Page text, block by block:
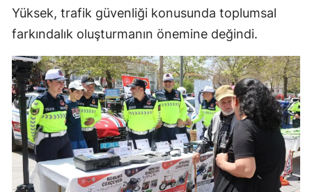
Yüksek, trafik güvenliği konusunda toplumsal
farkındalık oluşturmanın önemine değindi.